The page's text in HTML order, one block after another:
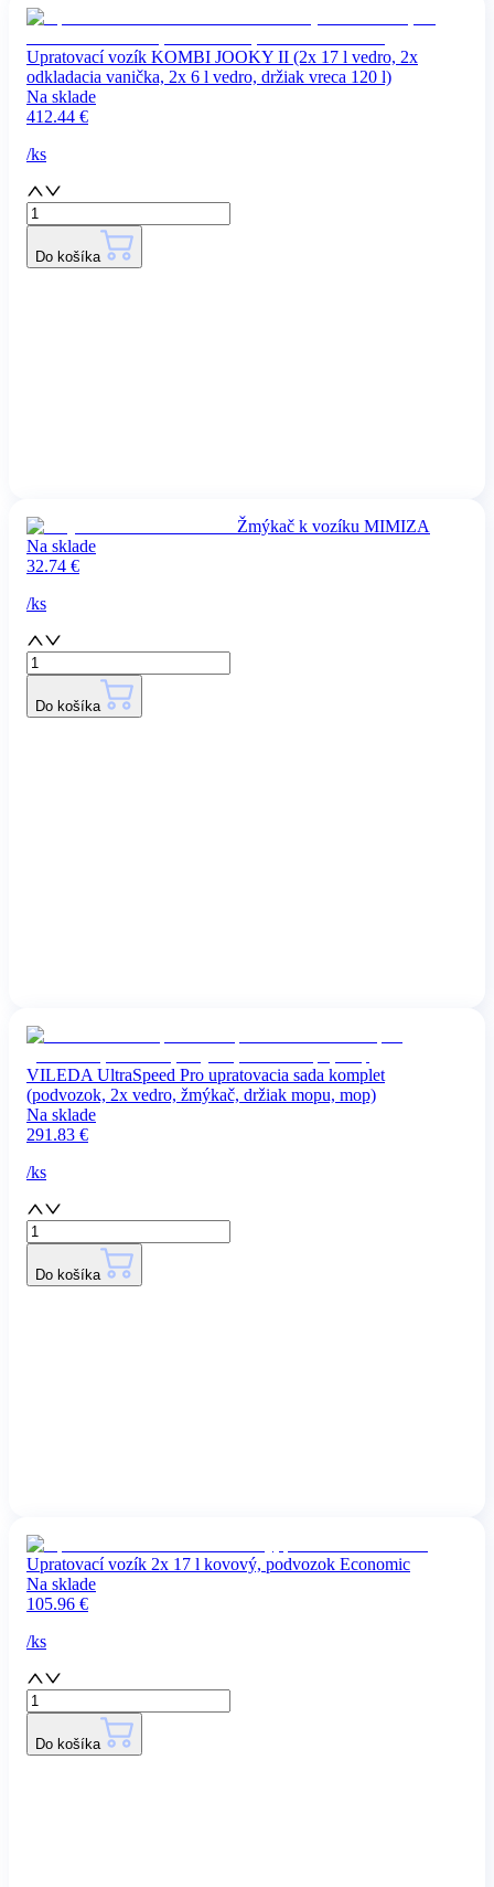
Upratovací vozík KOMBI JOOKY II (2x 17 l vedro, 2x
odkladacia vanička, 2x 6 l vedro, držiak vreca 120 l)
Na sklade
412.44 €
/ks
Do košíka
Žmýkač k vozíku MIMIZA
Na sklade
32.74 €
/ks
Do košíka
VILEDA UltraSpeed Pro upratovacia sada komplet
(podvozok, 2x vedro, žmýkač, držiak mopu, mop)
Na sklade
291.83 €
/ks
Do košíka
Upratovací vozík 2x 17 l kovový, podvozok Economic
Na sklade
105.96 €
/ks
Do košíka